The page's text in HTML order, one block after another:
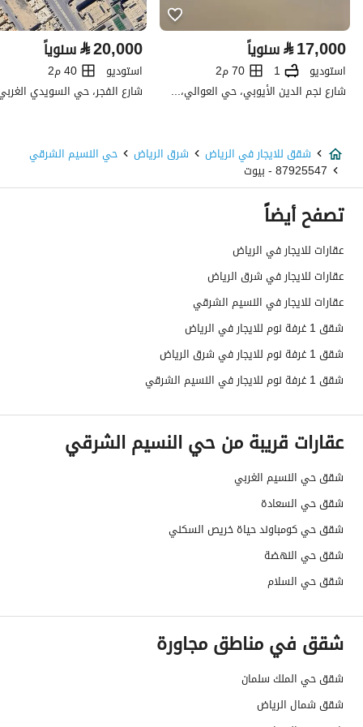
نوع الإعلان
استخدام العقار
-
السعر
25000
المساحة
خدمات العقار
كهرباء
نعم
صرف صحي
نعم
تفاصيل اضافية
عمر العقار
ثلاث سنوات
عرض الشارع
رقم المخطط
-
رقم صك الملكية
حدود واطوال العقار
-
الضمانات والمدة
قنوات الاعلان
⃁17,000 سنوياً
استوديو 1
70 م2
شارع نجم الدين الأيوبي، حي العوالي، غرب الرياض، الرياض
⃁20,000 سنوياً
استوديو 40 م2
شقق للايجار في الرياض شرق الرياض حي النسيم الشرقي
87925547 - بيوت
تصفح أيضاً
عقارات للايجار في الرياض
عقارات للايجار في شرق الرياض
عقارات للايجار في النسيم الشرقي
شقق 1 غرفة نوم للايجار في الرياض
شقق 1 غرفة نوم للايجار في شرق الرياض
شقق 1 غرفة نوم للايجار في النسيم الشرقي
عقارات قريبة من حي النسيم الشرقي
شقق حي النسيم الغربي
شقق حي السعادة
شقق حي كومباوند حياة خريص السكني
شقق حي النهضة
شقق حي السلام
شقق في مناطق مجاورة
شقق حي الملك سلمان
شقق شمال الرياض